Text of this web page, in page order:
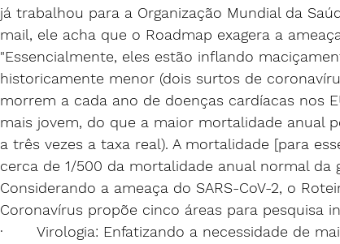
já trabalhou para a Organização Mundial da
mail, ele acha que o Roadmap exagera a
"Essencialmente, eles estão inflando
historicamente menor (dois surtos de
morrem a cada ano de doenças cardíacas nos
mais jovem, do que a maior mortalidade anual
a três vezes a taxa real). A mortalidade [para
cerca de 1/500 da mortalidade anual normal da
Considerando a ameaça do SARS-CoV-2, o
Coronavírus propõe cinco áreas para pesquisa
·       Virologia: Enfatizando a necessidade de